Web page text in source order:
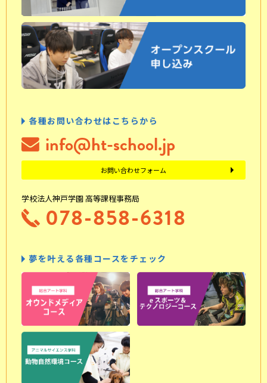
各種お問い合わせはこちらから
info@ht-school.jp
お問い合わせフォーム
学校法人神戸学園 高等課程事務局
078-858-6318
夢を叶える各種コースをチェック